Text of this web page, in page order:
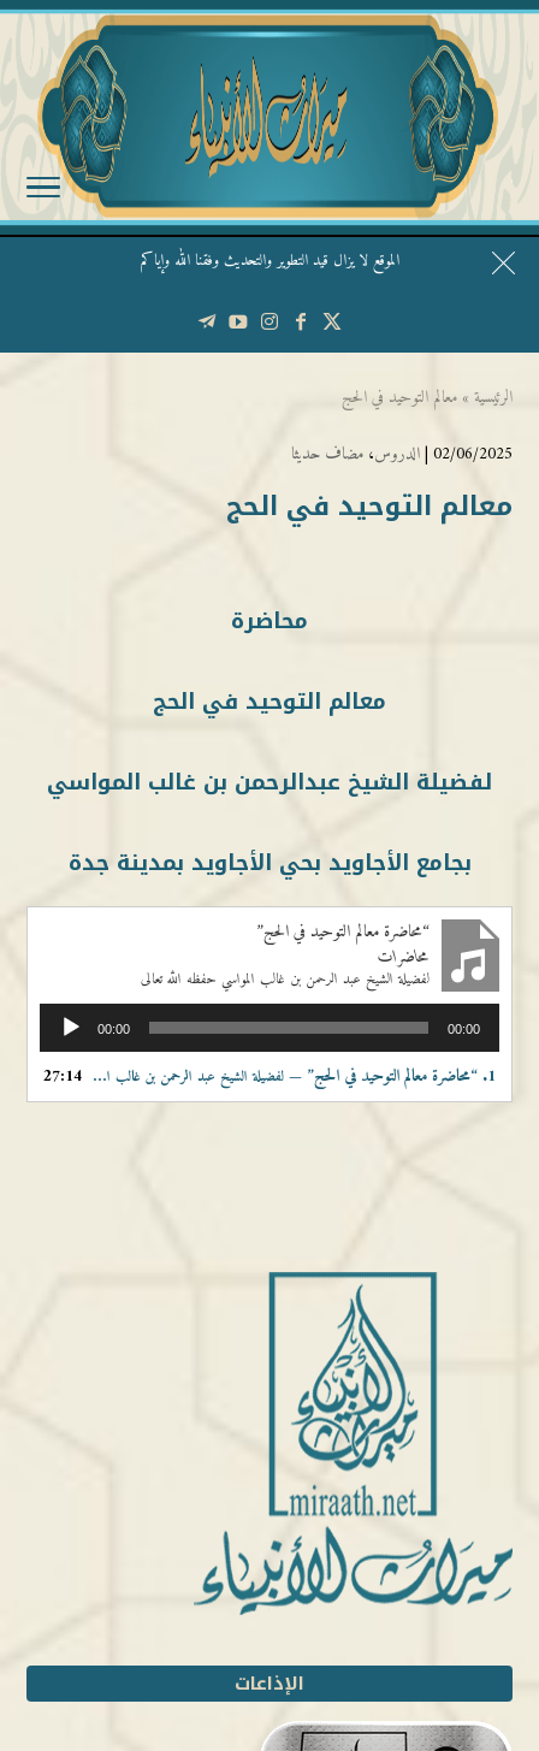
الموقع لا يزال قيد التطوير والتحديث وفقنا الله وإياكم
قال الشيخ ربيع وفقه الله: نحن ليس عندنا تقديس الأشخاص
الرئيسية » معالم التوحيد في الحج
02/06/2025 | الدروس، مضاف حديثا
معالم التوحيد في الحج
محاضرة
معالم التوحيد في الحج
لفضيلة الشيخ عبدالرحمن بن غالب المواسي
بجامع الأجاويد بحي الأجاويد بمدينة جدة
“محاضرة معالم التوحيد في الحج”
محاضرات
لفضيلة الشيخ عبد الرحمن بن غالب المواسي حفظه الله تعالى
الصوت
00:00 00:00
1. “محاضرة معالم التوحيد في الحج” — لفضيلة الشيخ عبد الرحمن بن غالب المواسي حفظه الله تعالى 27:14
الإذاعات